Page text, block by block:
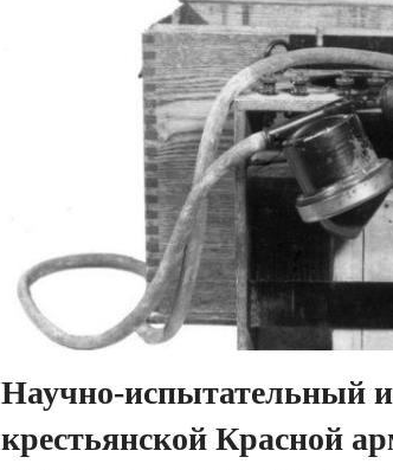
Научно-испытательный
крестьянской Красной